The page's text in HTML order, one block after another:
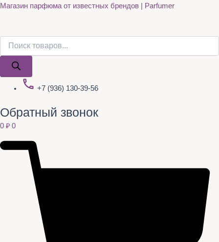
Перейти
Магазин парфюма от известных брендов | Parfumer
Поиск
+7 (936) 130-39-56
Обратный звонок
0 ₽ 0
Поиск
Quantity